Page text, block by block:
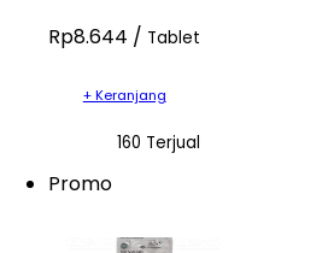
Rp8.644 / Tablet
+ Keranjang
160 Terjual
Promo